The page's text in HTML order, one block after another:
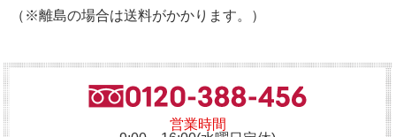
（※離島の場合は送料がかかります。）
営業時間